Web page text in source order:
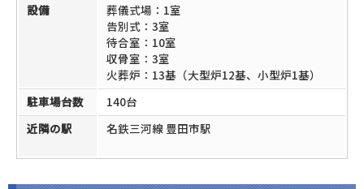
設備
葬儀式場：1室
告別式：3室
待合室：10室
収骨室：3室
火葬炉：13基（大型炉12基、小型炉1基）
駐車場台数
140台
近隣の駅
名鉄三河線 豊田市駅